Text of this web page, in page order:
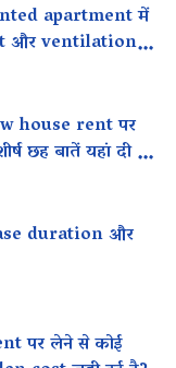
apartment में
house rent पर
छह बातें यहां दी गई
duration और
पर लेने से कोई